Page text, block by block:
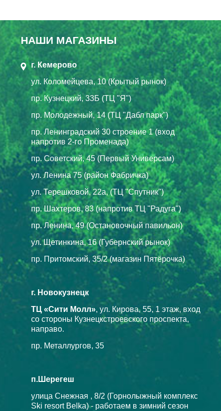
НАШИ МАГАЗИНЫ
г. Кемерово
ул. Коломейцева, 10 (Крытый рынок)
пр. Кузнецкий, 33Б (ТЦ "Я")
пр. Молодежный, 14 (ТЦ "Дабл парк")
пр. Ленинградский 30 строение 1 (вход
напротив 2-го Променада)
пр. Советский, 45 (Первый Универсам)
ул. Ленина 75 (район Фабричка)
ул. Терешковой, 22а, (ТЦ "Спутник")
пр. Шахтеров, 83 (напротив ТЦ "Радуга")
пр. Ленина, 49 (Остановочный павильон)
ул. Щетинкина, 16 (Губернский рынок)
пр. Притомский, 35/2 (магазин Пятёрочка)
г. Новокузнецк
ТЦ «Сити Молл», ул. Кирова, 55, 1 этаж, вход
со стороны Кузнецкстроевского проспекта,
направо.
пр. Металлургов, 35
п.Шерегеш
улица Снежная , 8/2 (Горнолыжный комплекс
Ski resort Belka) - работаем в зимний сезон